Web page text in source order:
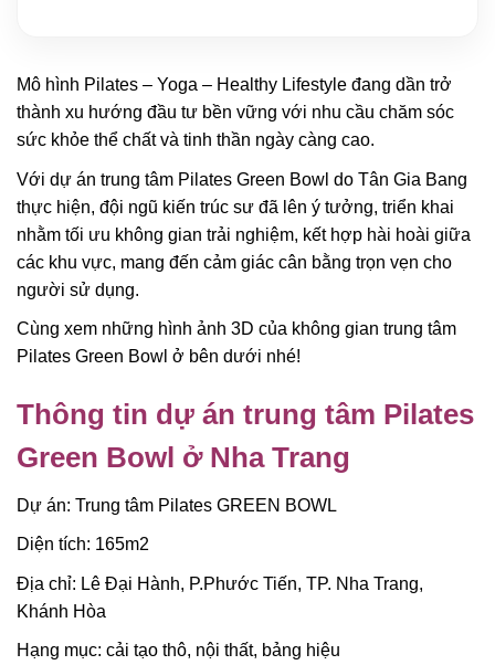
Mô hình Pilates – Yoga – Healthy Lifestyle đang dần trở
thành xu hướng đầu tư bền vững với nhu cầu chăm sóc
sức khỏe thể chất và tinh thần ngày càng cao.
Với dự án trung tâm Pilates Green Bowl do Tân Gia Bang
thực hiện, đội ngũ kiến trúc sư đã lên ý tưởng, triển khai
nhằm tối ưu không gian trải nghiệm, kết hợp hài hoài giữa
các khu vực, mang đến cảm giác cân bằng trọn vẹn cho
người sử dụng.
Cùng xem những hình ảnh 3D của không gian trung tâm
Pilates Green Bowl ở bên dưới nhé!
Thông tin dự án trung tâm Pilates
Green Bowl ở Nha Trang
Dự án: Trung tâm Pilates GREEN BOWL
Diện tích: 165m2
Địa chỉ: Lê Đại Hành, P.Phước Tiến, TP. Nha Trang,
Khánh Hòa
Hạng mục: cải tạo thô, nội thất, bảng hiệu